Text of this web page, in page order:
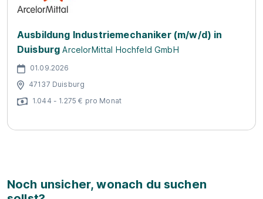
Ausbildung Industriemechaniker (m/w/d) in
Duisburg ArcelorMittal Hochfeld GmbH
01.09.2026
47137 Duisburg
1.044 - 1.275 € pro Monat
Noch unsicher, wonach du suchen